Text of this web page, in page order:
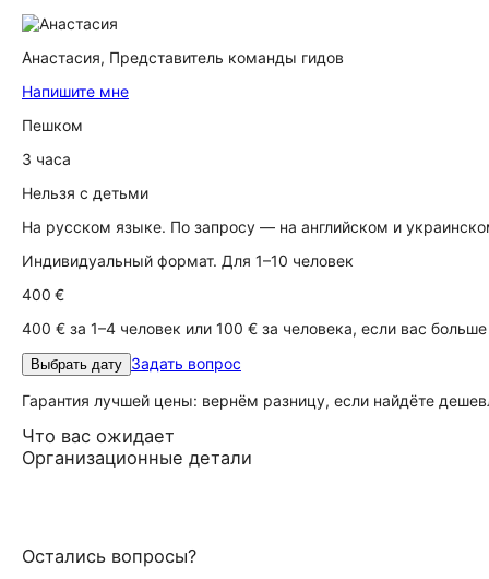
Анастасия, Представитель команды гидов
Напишите мне
Пешком
3 часа
Нельзя с детьми
На русском языке. По запросу — на английском и
Индивидуальный формат. Для 1–10 человек
400 €
400 € за 1–4 человек или 100 € за человека, если вас больше
Выбрать дату Задать вопрос
Гарантия лучшей цены: вернём разницу, если найдёте
Что вас ожидает
Организационные детали
Остались вопросы?